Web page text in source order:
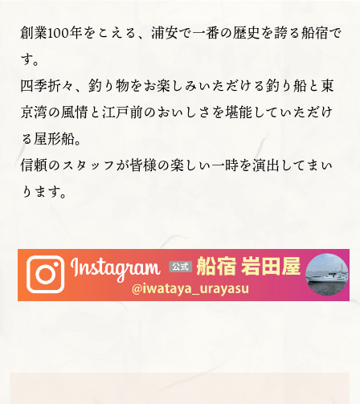
創業100年をこえる、浦安で一番の歴史を誇る船宿で
す。
四季折々、釣り物をお楽しみいただける釣り船と東
京湾の風情と江戸前のおいしさを堪能していただけ
る屋形船。
信頼のスタッフが皆様の楽しい一時を演出してまい
ります。